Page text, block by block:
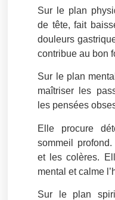
Sur le plan
de tête, fait
douleurs
contribue au bon
Sur le plan
maîtriser les
les pensées
Elle procure
sommeil profond.
et les colères.
mental et calme
Sur le plan